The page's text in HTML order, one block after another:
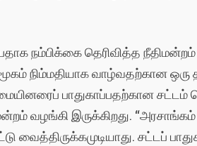
நம்பிக்கை தெரிவித்த
நிம்மதியாக வாழ்வதற்கான
பாதுகாப்பதற்கான
வழங்கி இருக்கிறது.
வைத்திருக்கமுடியாது. சட்டப்